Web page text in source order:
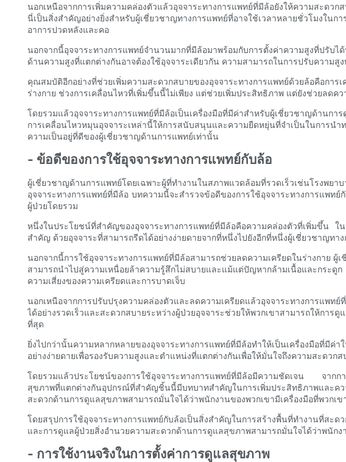
นอกเหนือจากการเพิ่มความคล่องตัวแล้วอุจจาระทางการแพทย์ที่มีล้อยังให้ความสะดว
นี่เป็นสิ่งสำคัญอย่างยิ่งสำหรับผู้เชี่ยวชาญทางการแพทย์ที่อาจใช้เวลาหลายชั่วโมงใ
อาการปวดหลังและคอ
นอกจากนี้อุจจาระทางการแพทย์จำนวนมากที่มีล้อมาพร้อมกับการตั้งค่าความสูงที่ปรั
ด้านความสูงที่แตกต่างกันอาจต้องใช้อุจจาระเดียวกัน ความสามารถในการปรับความ
คุณสมบัติอีกอย่างที่ช่วยเพิ่มความสะดวกสบายของอุจจาระทางการแพทย์ด้วยล้อคือก
ร่างกาย ช่วงการเคลื่อนไหวที่เพิ่มขึ้นนี้ไม่เพียง แต่ช่วยเพิ่มประสิทธิภาพ แต่ยังช่วยลดค
โดยรวมแล้วอุจจาระทางการแพทย์ที่มีล้อเป็นเครื่องมือที่มีค่าสำหรับผู้เชี่ยวชาญด้าน
การเคลื่อนไหวหมุนอุจจาระเหล่านี้ให้การสนับสนุนและความยืดหยุ่นที่จำเป็นในการ
ความเป็นอยู่ที่ดีของผู้เชี่ยวชาญด้านการแพทย์เท่านั้น
- ข้อดีของการใช้อุจจาระทางการแพทย์กับล้อ
ผู้เชี่ยวชาญด้านการแพทย์โดยเฉพาะผู้ที่ทำงานในสภาพแวดล้อมที่รวดเร็วเช่นโร
อุจจาระทางการแพทย์ที่มีล้อ บทความนี้จะสำรวจข้อดีของการใช้อุจจาระทางการแพท
ผู้ป่วยโดยรวม
หนึ่งในประโยชน์ที่สำคัญของอุจจาระทางการแพทย์ที่มีล้อคือความคล่องตัวที่เพิ่มขึ้น ใน
สำคัญ ด้วยอุจจาระที่สามารถรีดได้อย่างง่ายดายจากที่หนึ่งไปยังอีกที่หนึ่งผู้เชี่ยวชาญท
นอกจากนี้การใช้อุจจาระทางการแพทย์ที่มีล้อสามารถช่วยลดความเครียดในร่างกาย
สามารถนำไปสู่ความเหนื่อยล้าความรู้สึกไม่สบายและแม้แต่ปัญหากล้ามเนื้อและกระดู
ความเสี่ยงของความเครียดและการบาดเจ็บ
นอกเหนือจากการปรับปรุงความคล่องตัวและลดความเครียดแล้วอุจจาระทางการแ
ได้อย่างรวดเร็วและสะดวกสบายระหว่างผู้ป่วยอุจจาระช่วยให้พวกเขาสามารถให้ก
ที่สุด
ยิ่งไปกว่านั้นความหลากหลายของอุจจาระทางการแพทย์ที่มีล้อทำให้เป็นเครื่องมือที่
อย่างง่ายดายเพื่อรองรับความสูงและตำแหน่งที่แตกต่างกันเพื่อให้มั่นใจถึงความสะดวก
โดยรวมแล้วประโยชน์ของการใช้อุจจาระทางการแพทย์ที่มีล้อมีความชัดเจน จากกา
สุขภาพที่แตกต่างกันอุปกรณ์ที่สำคัญชิ้นนี้มีบทบาทสำคัญในการเพิ่มประสิทธิภาพและค
สะดวกด้านการดูแลสุขภาพสามารถมั่นใจได้ว่าพนักงานของพวกเขามีเครื่องมือที่พวกเ
โดยสรุปการใช้อุจจาระทางการแพทย์กับล้อเป็นสิ่งสำคัญในการสร้างพื้นที่ทำงานที่ส
และการดูแลผู้ป่วยสิ่งอำนวยความสะดวกด้านการดูแลสุขภาพสามารถมั่นใจได้ว่าพนัก
- การใช้งานจริงในการตั้งค่าการดูแลสุขภาพ